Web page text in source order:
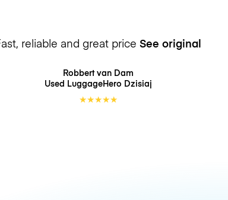
reliable and great price See original
Robbert van Dam
Used LuggageHero Dzisiaj
★★★★★